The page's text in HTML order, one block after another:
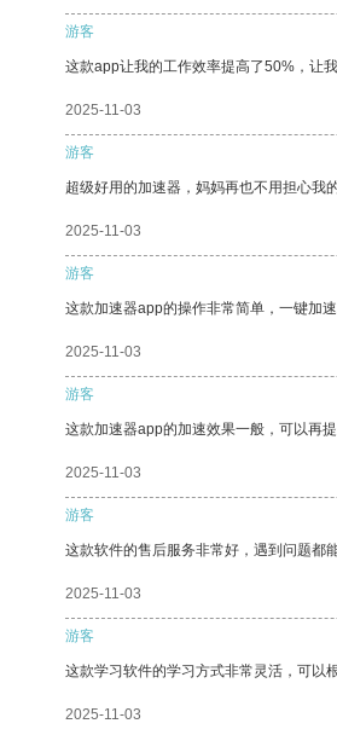
游客
这款app让我的工作效率提高了50%，让
2025-11-03
游客
超级好用的加速器，妈妈再也不用担心我
2025-11-03
游客
这款加速器app的操作非常简单，一键加速
2025-11-03
游客
这款加速器app的加速效果一般，可以再
2025-11-03
游客
这款软件的售后服务非常好，遇到问题都
2025-11-03
游客
这款学习软件的学习方式非常灵活，可以
2025-11-03